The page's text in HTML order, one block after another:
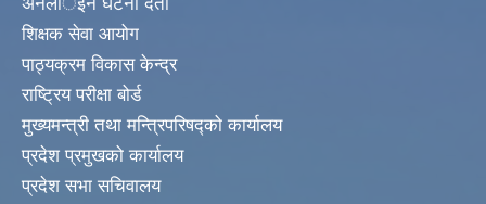
शिक्षक सेवा आयोग
पाठ्यक्रम विकास केन्द्र
राष्ट्रिय परीक्षा बोर्ड
मुख्यमन्त्री तथा मन्त्रिपरिषद्को कार्यालय
प्रदेश प्रमुखको कार्यालय
प्रदेश सभा सचिवालय